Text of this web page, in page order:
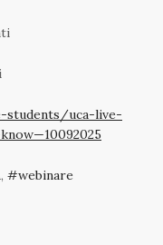
students/uca-live-
, webinare